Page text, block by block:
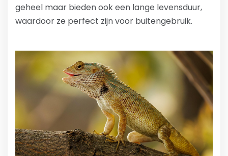
geheel maar bieden ook een lange levensduur,
waardoor ze perfect zijn voor buitengebruik.